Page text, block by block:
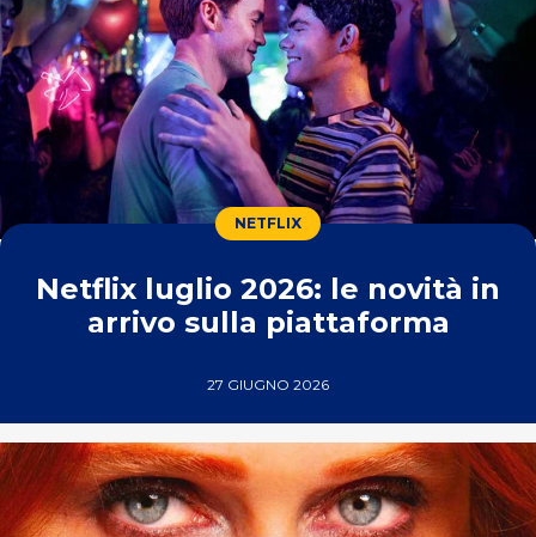
NETFLIX
Netflix luglio 2026: le novità in
arrivo sulla piattaforma
27 GIUGNO 2026